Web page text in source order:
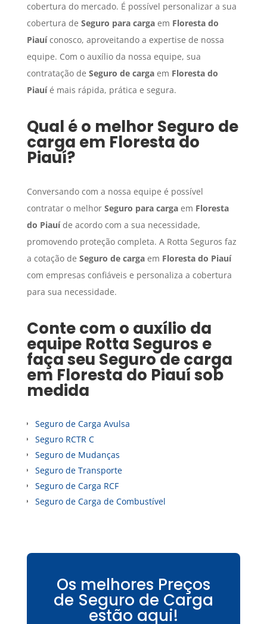
cobertura do mercado. É possível personalizar a sua
cobertura de Seguro para cargaem Floresta do
Piauíconosco, aproveitando a expertise de nossa
equipe. Com o auxílio da nossa equipe, sua
contratação de Seguro de cargaem Floresta do
Piauíé mais rápida, prática e segura.
Qual é o melhor Seguro de
carga em Floresta do
Piauí?
Conversando com a nossa equipe é possível
contratar o melhor Seguro para cargaem Floresta
do Piauíde acordo com a sua necessidade,
promovendo proteção completa. A Rotta Seguros faz
a cotação de Seguro de cargaem Floresta do Piauí
com empresas confiáveis e personaliza a cobertura
para sua necessidade.
Conte com o auxílio da
equipe Rotta Seguros e
faça seu Seguro de carga
em Floresta do Piauísob
medida
Seguro de Carga Avulsa
Seguro RCTR C
Seguro de Mudanças
Seguro de Transporte
Seguro de Carga RCF
Seguro de Carga de Combustível
Os melhores Preços
de Seguro de Carga
estão aqui!